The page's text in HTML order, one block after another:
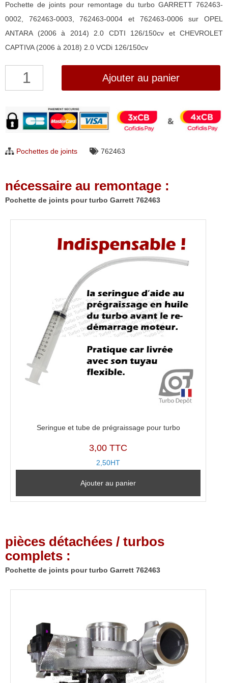
Pochette de joints pour remontage du turbo GARRETT 762463-
0002, 762463-0003, 762463-0004 et 762463-0006 sur OPEL
ANTARA (2006 à 2014) 2.0 CDTI 126/150cv et CHEVROLET
CAPTIVA (2006 à 2018) 2.0 VCDi 126/150cv
quantité
de
joints
turbo
762463
Ajouter au panier
Pochettes de joints 762463
nécessaire au remontage :
Pochette de joints pour turbo Garrett 762463
Seringue et tube de prégraissage pour turbo
3,00 TTC
2,50HT
Ajouter au panier
pièces détachées / turbos
complets :
Pochette de joints pour turbo Garrett 762463